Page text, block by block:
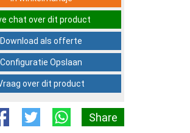
chat over dit product
Download als offerte
Configuratie Opslaan
over dit product
Share